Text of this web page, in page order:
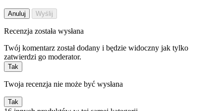
Anuluj Wyślij
Recenzja została wysłana
Twój komentarz został dodany i będzie widoczny jak tylko
zatwierdzi go moderator.
Tak
Twoja recenzja nie może być wysłana
Tak